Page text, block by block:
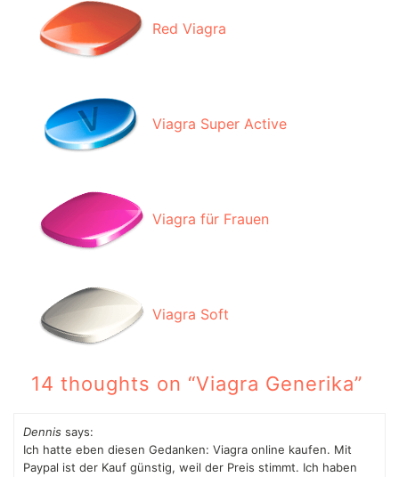
Red Viagra
Viagra Super Active
Viagra für Frauen
Viagra Soft
14 thoughts on “Viagra Generika”
Dennis says:
Ich hatte eben diesen Gedanken: Viagra online kaufen. Mit
Paypal ist der Kauf günstig, weil der Preis stimmt. Ich haben